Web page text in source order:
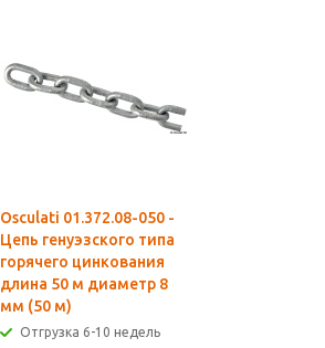
Osculati 01.372.08-050 -
Цепь генуэзского типа
горячего цинкования
длина 50 м диаметр 8
мм (50 м)
Отгрузка 6-10 недель